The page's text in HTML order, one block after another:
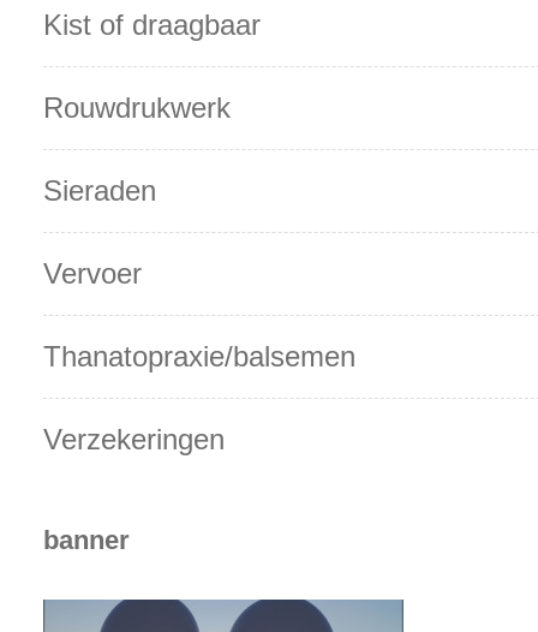
Kist of draagbaar
Rouwdrukwerk
Sieraden
Vervoer
Thanatopraxie/balsemen
Verzekeringen
banner